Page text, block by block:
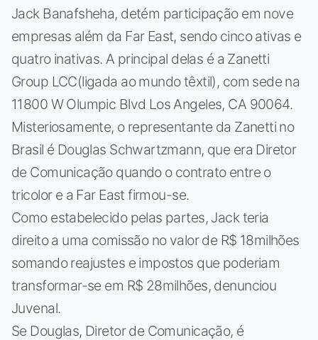
Jack Banafsheha, detém participação em nove
empresas além da Far East, sendo cinco ativas e
quatro inativas. A principal delas é a Zanetti
Group LCC(ligada ao mundo têxtil), com sede na
11800 W Olumpic Blvd Los Angeles, CA 90064.
Misteriosamente, o representante da Zanetti no
Brasil é Douglas Schwartzmann, que era Diretor
de Comunicação quando o contrato entre o
tricolor e a Far East firmou-se.
Como estabelecido pelas partes, Jack teria
direito a uma comissão no valor de R$ 18milhões
somando reajustes e impostos que poderiam
transformar-se em R$ 28milhões, denunciou
Juvenal.
Se Douglas, Diretor de Comunicação, é